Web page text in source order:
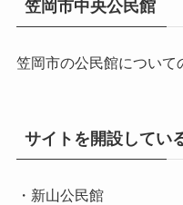
笠岡市中央公民館
笠岡市の公民館について
サイトを開設してい
・新山公民館